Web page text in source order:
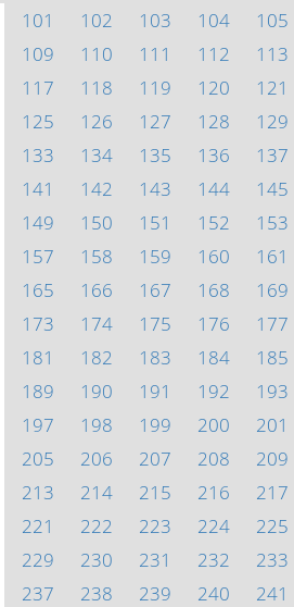
101
102 103 104 105
109
110 111 112 113
117
118 119 120 121
125
126 127 128 129
133
134 135 136 137
141
142 143 144 145
149
150 151 152 153
157
158 159 160 161
165
166 167 168 169
173
174 175 176 177
181
182 183 184 185
189
190 191 192 193
197
198 199 200 201
205
206 207 208 209
213
214 215 216 217
221
222 223 224 225
229
230 231 232 233
237
238 239 240 241